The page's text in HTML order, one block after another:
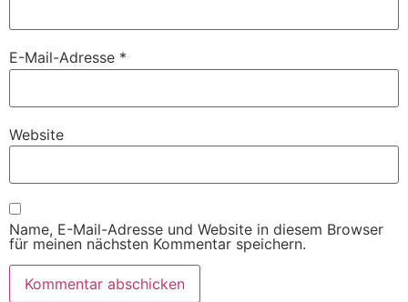
E-Mail-Adresse *
Website
Name, E-Mail-Adresse und Website in diesem Browser
für meinen nächsten Kommentar speichern.